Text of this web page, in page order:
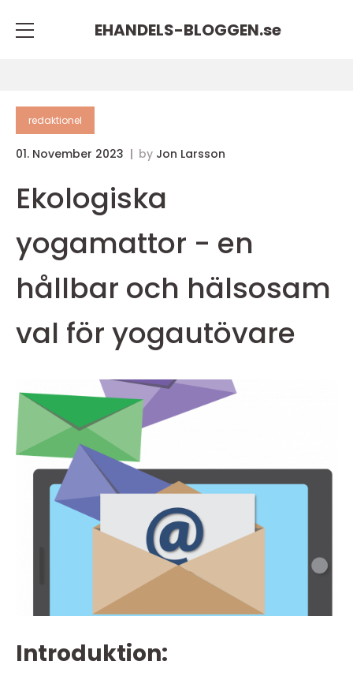
EHANDELS-BLOGGEN.se
redaktionel
01. November 2023 by Jon Larsson
Ekologiska
yogamattor - en
hållbar och hälsosam
val för yogautövare
Introduktion: